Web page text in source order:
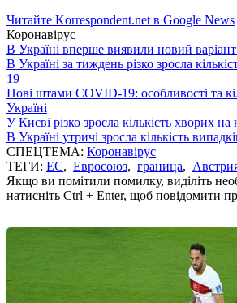
Читайте Korrespondent.net в Google News
Коронавірус
В Україні вперше виявили новий
В Україні за тиждень різко зросла
19
Нові штами COVID-19: особливості та
Україні
У Києві різко зросла кількість хворих на
В Україні утричі зросла кількість
СПЕЦТЕМА: Коронавірус
ТЕГИ: ЕС, Евросоюз, граница,
Якщо ви помітили помилку, виділіть
натисніть Ctrl + Enter, щоб повідомити